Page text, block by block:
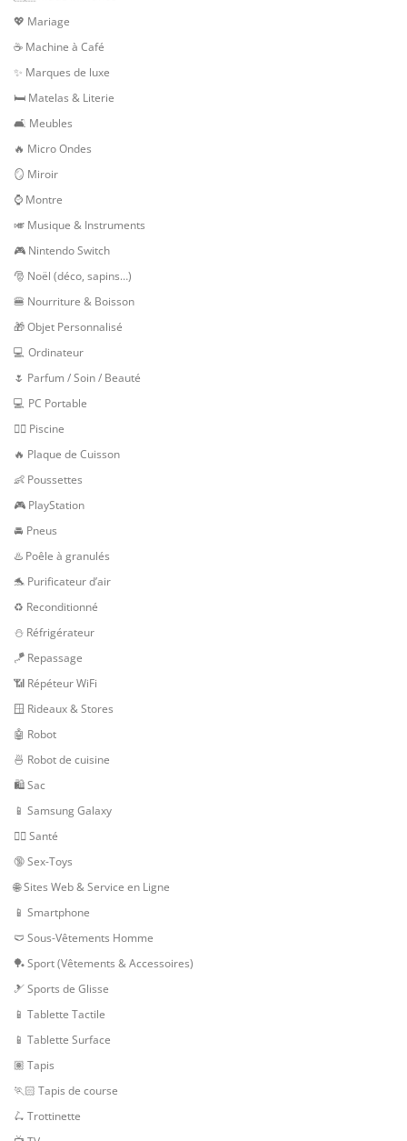
💖 Mariage
☕ Machine à Café
✨ Marques de luxe
🛏 Matelas & Literie
🛋 Meubles
🔥 Micro Ondes
🪞 Miroir
⌚ Montre
🎺 Musique & Instruments
🎮 Nintendo Switch
🎅 Noël (déco, sapins…)
🍔 Nourriture & Boisson
🎁 Objet Personnalisé
💻 Ordinateur
🌷 Parfum / Soin / Beauté
💻 PC Portable
🏊‍♂️ Piscine
🔥 Plaque de Cuisson
👶 Poussettes
🎮 PlayStation
🚘 Pneus
♨️ Poêle à granulés
🐬 Purificateur d’air
♻️ Reconditionné
⛄ Réfrigérateur
🪁 Repassage
📶 Répéteur WiFi
🪟 Rideaux & Stores
🤖 Robot
🍜 Robot de cuisine
🛍 Sac
📱 Samsung Galaxy
👨‍⚕️ Santé
🔞 Sex-Toys
🌐 Sites Web & Service en Ligne
📱 Smartphone
🩲 Sous-Vêtements Homme
🏓 Sport (Vêtements & Accessoires)
🎿 Sports de Glisse
📱 Tablette Tactile
📱 Tablette Surface
🏽 Tapis
🏃🏻 Tapis de course
🛴 Trottinette